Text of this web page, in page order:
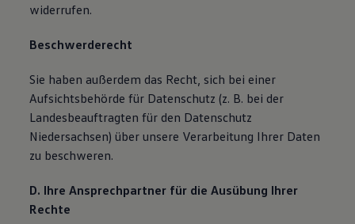
widerrufen.
Beschwerderecht
Sie haben außerdem das Recht, sich bei einer
Aufsichtsbehörde für Datenschutz (z. B. bei der
Landesbeauftragten für den Datenschutz
Niedersachsen) über unsere Verarbeitung Ihrer Daten
zu beschweren.
D. Ihre Ansprechpartner für die Ausübung Ihrer
Rechte